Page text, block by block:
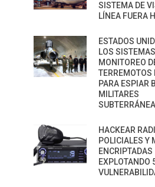
SISTEMA DE
LÍNEA FUERA
ESTADOS
LOS
MONITOREO
TERREMOTOS
PARA ESPIAR
MILITARES
HACKEAR
POLICIALES Y
ENCRIPTADAS
EXPLOTANDO